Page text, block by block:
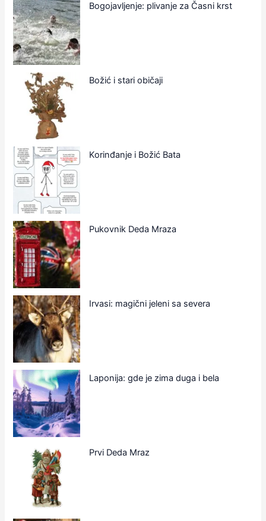
Bogojavljenje: plivanje za Časni krst
Božić i stari običaji
Korinđanje i Božić Bata
Pukovnik Deda Mraza
Irvasi: magični jeleni sa severa
Laponija: gde je zima duga i bela
Prvi Deda Mraz